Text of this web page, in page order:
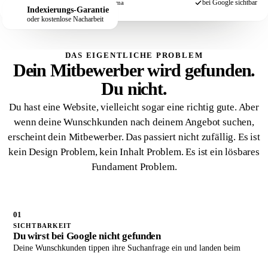
Schema bei Google sichtbar
Indexierungs-Garantie
oder kostenlose Nacharbeit
DAS EIGENTLICHE PROBLEM
Dein Mitbewerber wird gefunden.
Du nicht.
Du hast eine Website, vielleicht sogar eine richtig gute. Aber
wenn deine Wunschkunden nach deinem Angebot suchen,
erscheint dein Mitbewerber. Das passiert nicht zufällig. Es ist
kein Design Problem, kein Inhalt Problem. Es ist ein lösbares
Fundament Problem.
01
SICHTBARKEIT
Du wirst bei Google nicht gefunden
Deine Wunschkunden tippen ihre Suchanfrage ein und landen beim